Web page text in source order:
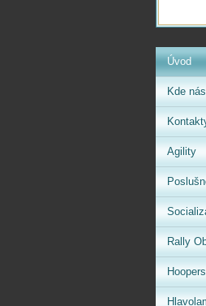
Úvod
Kde
Agility
Rally
Hoopers